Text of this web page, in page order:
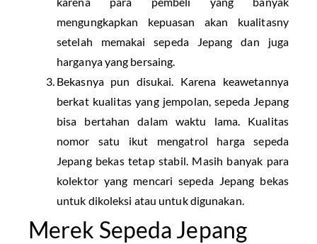
mengungkapkan kepuasan akan kualitasny
setelah memakai sepeda Jepang dan juga
harganya yang bersaing.
Bekasnya pun disukai. Karena keawetannya
berkat kualitas yang jempolan, sepeda Jepang
bisa bertahan dalam waktu lama. Kualitas
nomor satu ikut mengatrol harga sepeda
Jepang bekas tetap stabil. Masih banyak para
kolektor yang mencari sepeda Jepang bekas
untuk dikoleksi atau untuk digunakan.
Merek Sepeda Jepang